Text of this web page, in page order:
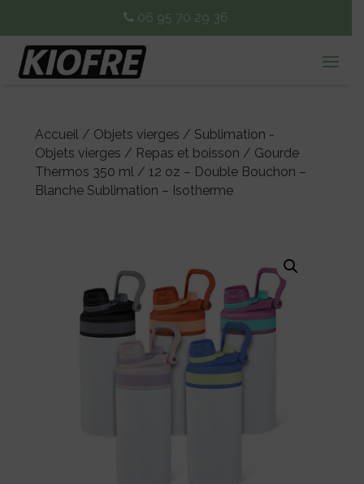
06 95 70 29 36
Accueil / Objets vierges / Sublimation -
Objets vierges / Repas et boisson / Gourde
Thermos 350 ml / 12 oz – Double Bouchon –
Blanche Sublimation – Isotherme